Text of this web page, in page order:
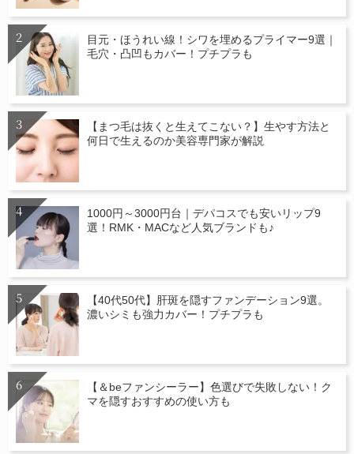
目元・ほうれい線！シワを埋めるプライマー9選｜
毛穴・凸凹もカバー！プチプラも
【まつ毛は抜くと生えてこない？】生やす方法と
何日で生えるのか美容専門家が解説
1000円～3000円台｜デパコスでも安いリップ9
選！RMK・MACなど人気ブランドも♪
【40代50代】肝斑を隠すファンデーション9選。
濃いシミも強力カバー！プチプラも
【＆beファンシーラー】色選びで失敗しない！ク
マを隠すおすすめの使い方も